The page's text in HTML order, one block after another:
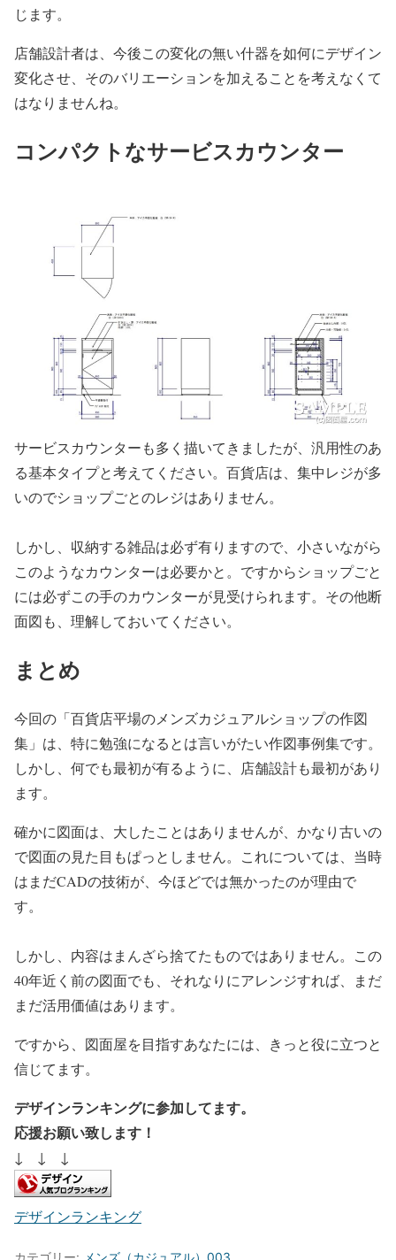
じます。
店舗設計者は、今後この変化の無い什器を如何にデザイン
変化させ、そのバリエーションを加えることを考えなくて
はなりませんね。
コンパクトなサービスカウンター
サービスカウンターも多く描いてきましたが、汎用性のあ
る基本タイプと考えてください。百貨店は、集中レジが多
いのでショップごとのレジはありません。
しかし、収納する雑品は必ず有りますので、小さいながら
このようなカウンターは必要かと。ですからショップごと
には必ずこの手のカウンターが見受けられます。その他断
面図も、理解しておいてください。
まとめ
今回の「百貨店平場のメンズカジュアルショップの作図
集」は、特に勉強になるとは言いがたい作図事例集です。
しかし、何でも最初が有るように、店舗設計も最初があり
ます。
確かに図面は、大したことはありませんが、かなり古いの
で図面の見た目もぱっとしません。これについては、当時
はまだCADの技術が、今ほどでは無かったのが理由で
す。
しかし、内容はまんざら捨てたものではありません。この
40年近く前の図面でも、それなりにアレンジすれば、まだ
まだ活用価値はあります。
ですから、図面屋を目指すあなたには、きっと役に立つと
信じてます。
デザインランキングに参加してます。
応援お願い致します！
↓ ↓ ↓
デザインランキング